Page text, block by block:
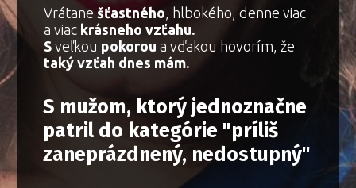
Vrátanešťastného, hlbokého, denne viac
a viackrásneho vzťahu.
Sveľkou pokorou a vďakou hovorím, že
taký vzťah dnes mám.
S mužom, ktorý jednoznačne
patril do kategórie "príliš
zaneprázdnený, nedostupný"